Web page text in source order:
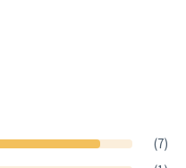
(7)